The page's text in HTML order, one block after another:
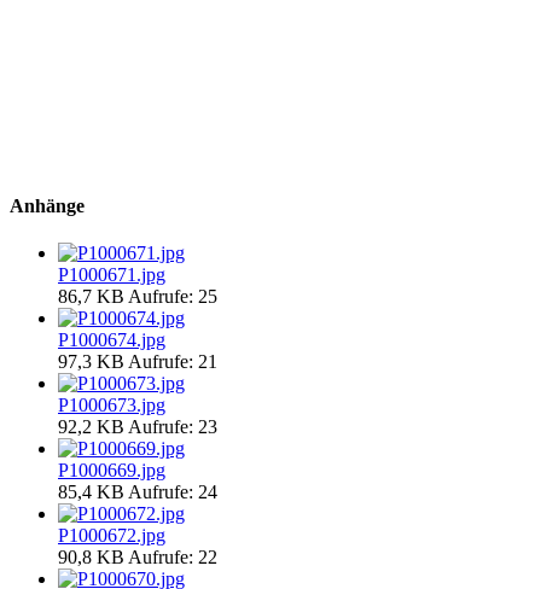
Anhänge
P1000671.jpg
86,7 KB Aufrufe: 25
P1000674.jpg
97,3 KB Aufrufe: 21
P1000673.jpg
92,2 KB Aufrufe: 23
P1000669.jpg
85,4 KB Aufrufe: 24
P1000672.jpg
90,8 KB Aufrufe: 22